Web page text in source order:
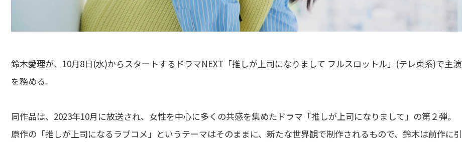
鈴木愛理が、10月8日(水)からスタートするドラマNEXT「推しが上司になりまして フルスロットル」(テレ東系)で主演
を務める。
同作品は、2023年10月に放送され、女性を中心に多くの共感を集めたドラマ「推しが上司になりまして」の第２弾。
原作の「推しが上司になるラブコメ」というテーマはそのままに、新たな世界観で制作されるもので、鈴木は前作に引